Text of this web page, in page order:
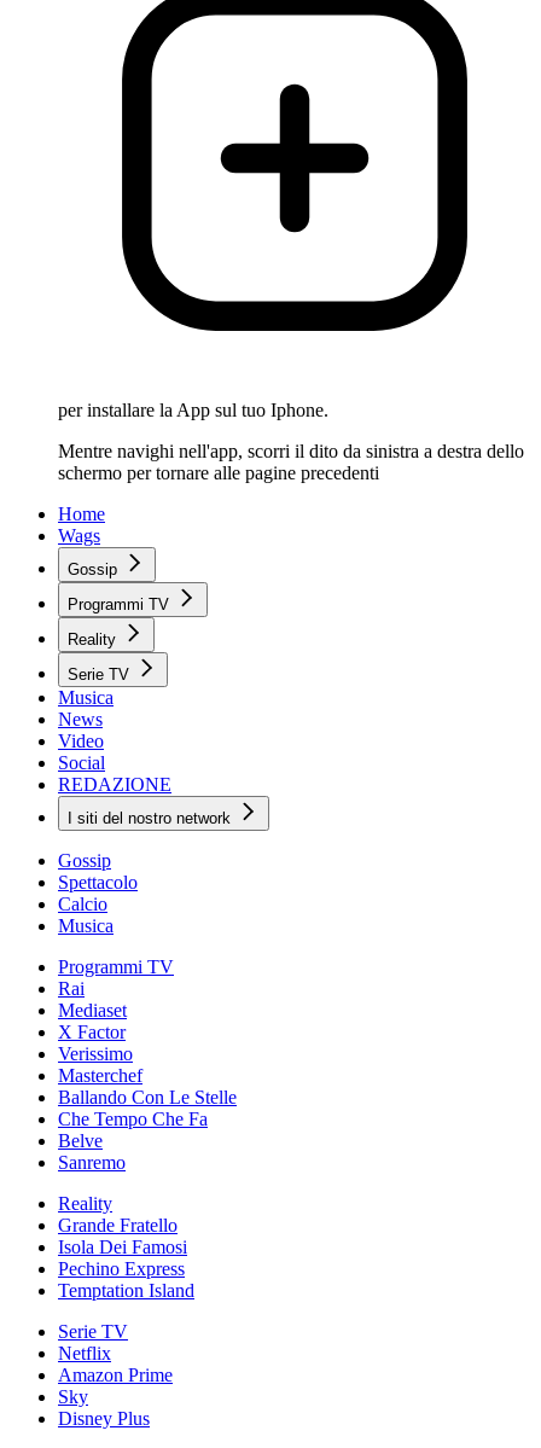
per installare la App sul tuo Iphone.
Mentre navighi nell'app, scorri il dito da sinistra a destra dello
schermo per tornare alle pagine precedenti
Home
Wags
Gossip
Programmi TV
Reality
Serie TV
Musica
News
Video
Social
REDAZIONE
I siti del nostro network
Gossip
Spettacolo
Calcio
Musica
Programmi TV
Rai
Mediaset
X Factor
Verissimo
Masterchef
Ballando Con Le Stelle
Che Tempo Che Fa
Belve
Sanremo
Reality
Grande Fratello
Isola Dei Famosi
Pechino Express
Temptation Island
Serie TV
Netflix
Amazon Prime
Sky
Disney Plus